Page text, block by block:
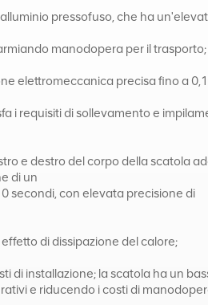
pressofuso, che ha
manodopera per il trasporto;
elettromeccanica precisa fino a
i requisiti di sollevamento e
e destro del corpo della scatola
di un
secondi, con elevata precisione di
di dissipazione del calore;
di installazione; la scatola ha un
e riducendo i costi di